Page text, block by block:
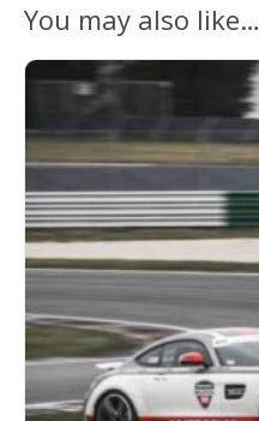
You may also like…